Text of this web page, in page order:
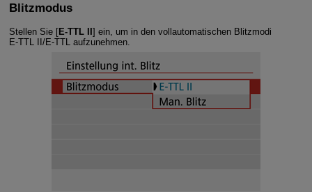
Blitzmodus
Stellen Sie [E-TTL II ] ein, um in den vollautomatischen Blitzmodi
E-TTL II /E-TTLaufzunehmen.